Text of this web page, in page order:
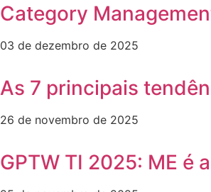
Category
03 de dezembro de 2025
As 7 principais
26 de novembro de 2025
GPTW TI 2025: ME é